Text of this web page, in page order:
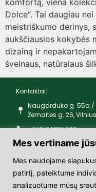
Mes vertiname
Mes naudojame
patirtį, pateiktume
analizuotume mūsų
komfortą, viena
Dolce“. Tai daugiau
meistriškumo derinys,
aukščiausios kokybės
dizainą ir
švelnaus, natūralaus
Kontaktai:
Naugarduko g. 55a /
Žemaitės g. 26, Vilnius
+370 64035039
Darbo laikas:
I – V 10:00 – 19:00
VI – 10:00 – 16:00